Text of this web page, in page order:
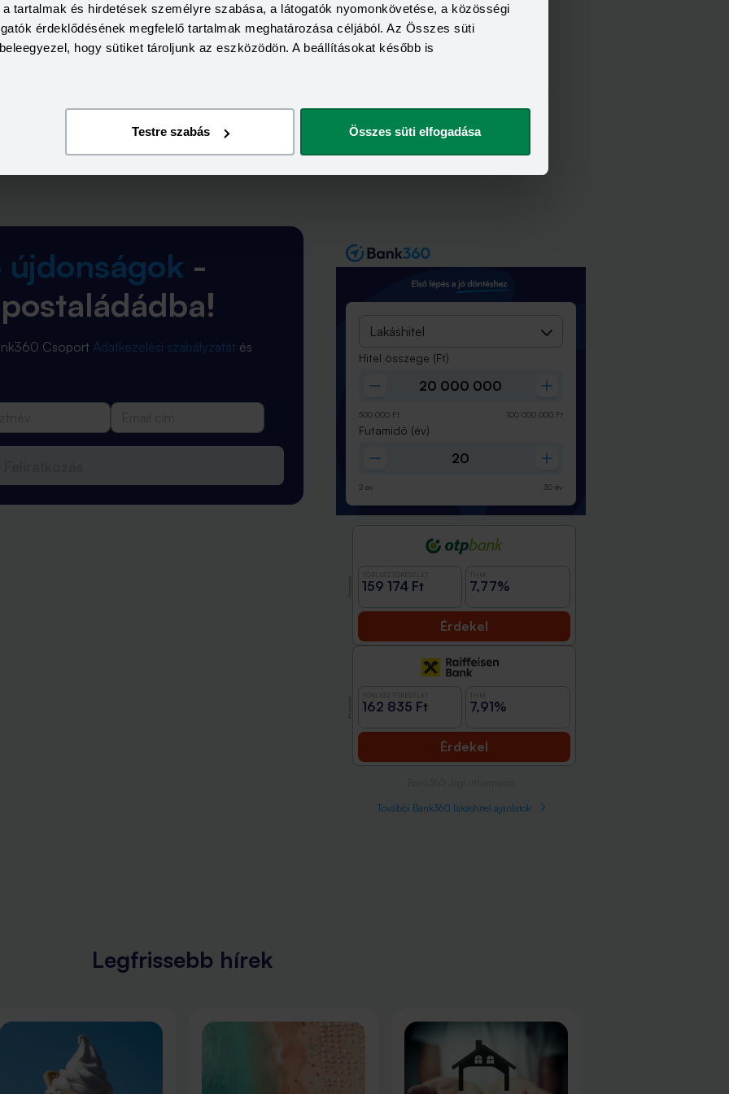
tartalmak és hirdetések személyre szabása, a látogatók nyomonkövetése, a közösségi
érdeklődésének megfelelő tartalmak meghatározása céljából. Az Összes süti
hogy sütiket tároljunk az eszközödön. A beállításokat később is
Testre szabás Összes süti elfogadása
Gránit Bank már december közepétől az új, 7,3
THM-mel kínálta a jelzálogkölcsönét 2023
-
Csoport Adatkezelési szabályzatát és
Lakáshitel
Hitel összege (Ft)
500 000 Ft 100 000 000 Ft
Futamidő (év)
2 év 30 év
159 174 Ft 7,77%
Érdekel
162 835 Ft 7,91%
Érdekel
További Bank360 lakáshitel ajánlatok
Legfrissebb hírek